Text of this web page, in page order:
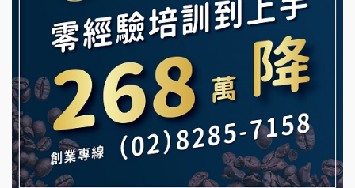
【曉妍美妝】誠徵行政櫃檯
自助洗衣店誠徵代洗收送人員(台中市)
MUSHEN徵SPA美容芳療師
日十。早午食加盟說明會
拾鑶火鍋加盟說明會
白鬍泡泡 BOHO POPO加盟說明會
雞咕雞咕加盟說明會
TEA TOP加盟說明會
珍好味臭臭鍋加盟說明會
藍象廷泰式火鍋加盟說明會